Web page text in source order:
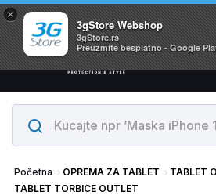
×
3gStore Webshop
3gStore.rs
Preuzmite besplatno - Google
Svi proizvodi su na lageru.
Početna OPREMA ZA TABLET
TABLET
TABLET TORBICE OUTLET